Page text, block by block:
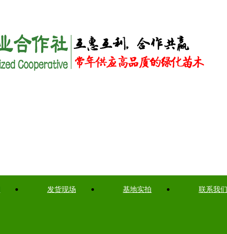
发货现场 基地实拍 联系我们